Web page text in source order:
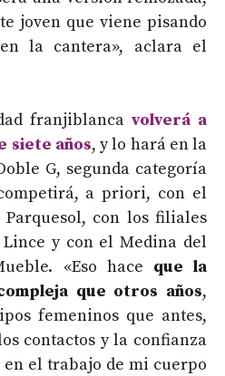
joven que viene pisando
la cantera», aclara el
franjiblanca volverá a
siete años, y lo hará en la
G, segunda categoría
a priori, con el
con los filiales
y con el Medina del
«Eso hace que la
que otros años,
femeninos que antes,
contactos y la confianza
el trabajo de mi cuerpo